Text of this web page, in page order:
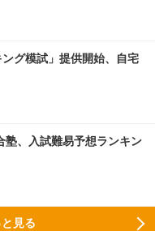
グ模試」提供開始、自宅
塾、入試難易予想ランキン
見る